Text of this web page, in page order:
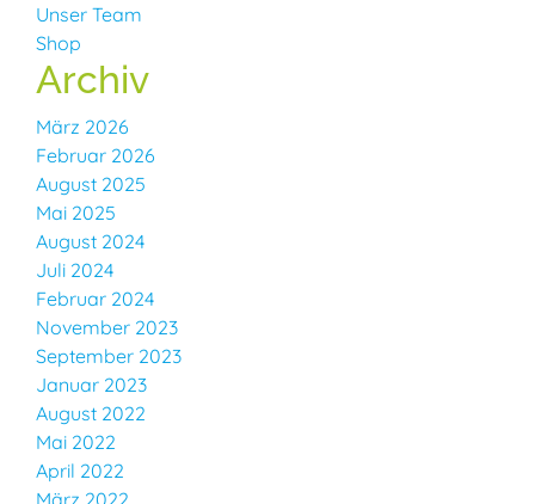
Unser Team
Shop
Archiv
März 2026
Februar 2026
August 2025
Mai 2025
August 2024
Juli 2024
Februar 2024
November 2023
September 2023
Januar 2023
August 2022
Mai 2022
April 2022
März 2022